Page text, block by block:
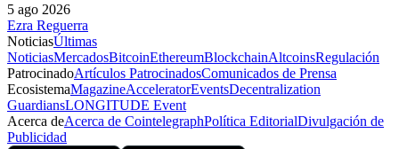
5 ago 2026
Ezra Reguerra
NoticiasÚltimas
NoticiasMercadosBitcoinEthereumBlockchainAltcoinsRegulación
PatrocinadoArtículos PatrocinadosComunicados de Prensa
EcosistemaMagazineAcceleratorEventsDecentralization
GuardiansLONGITUDE Event
Acerca deAcerca de CointelegraphPolítica EditorialDivulgación de
Publicidad